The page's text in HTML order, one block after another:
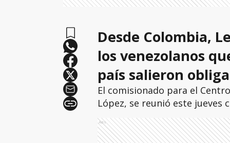
Desde Colombia,
los venezolanos
país salieron
El comisionado para el
López, se reunió este jueves
Ads